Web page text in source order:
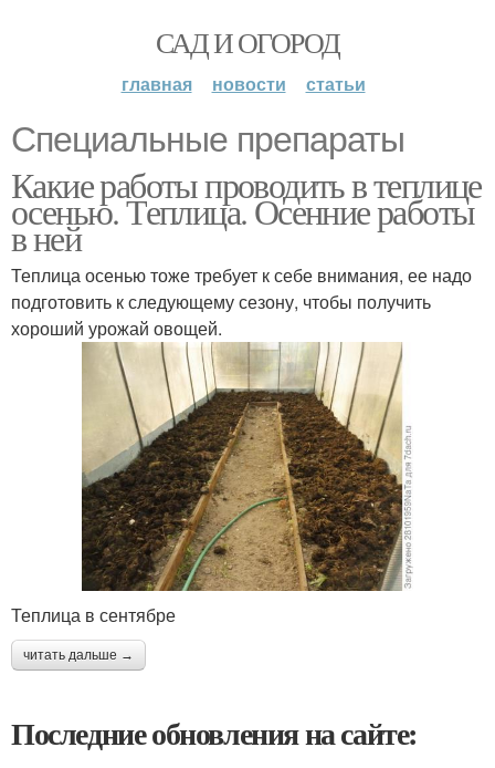
САД И ОГОРОД
главная новости статьи
Специальные препараты
Какие работы проводить в теплице
осенью. Теплица. Осенние работы
в ней
Теплица осенью тоже требует к себе внимания, ее надо
подготовить к следующему сезону, чтобы получить
хороший урожай овощей.
Теплица в сентябре
читать дальше →
Последние обновления на сайте: